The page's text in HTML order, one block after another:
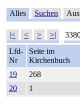
Alles Suchen
|< < > >|
Lfd-
Nr
Seite im
Kirchenbuch
19
268
20
1